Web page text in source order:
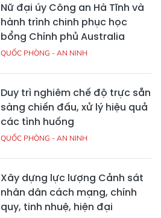
Nữ đại úy Công an Hà Tĩnh và
hành trình chinh phục học
bổng Chính phủ Australia
QUỐC PHÒNG - AN NINH
Duy trì nghiêm chế độ trực sẵn
sàng chiến đấu, xử lý hiệu quả
các tình huống
QUỐC PHÒNG - AN NINH
Xây dựng lực lượng Cảnh sát
nhân dân cách mạng, chính
quy, tinh nhuệ, hiện đại